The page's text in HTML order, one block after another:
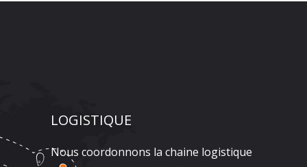
LOGISTIQUE
Nous coordonnons la chaine logistique